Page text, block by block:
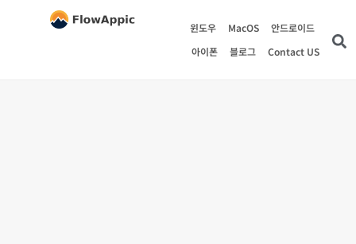
윈도우 MacOS
안드로이드
아이폰
블로그 Contact US